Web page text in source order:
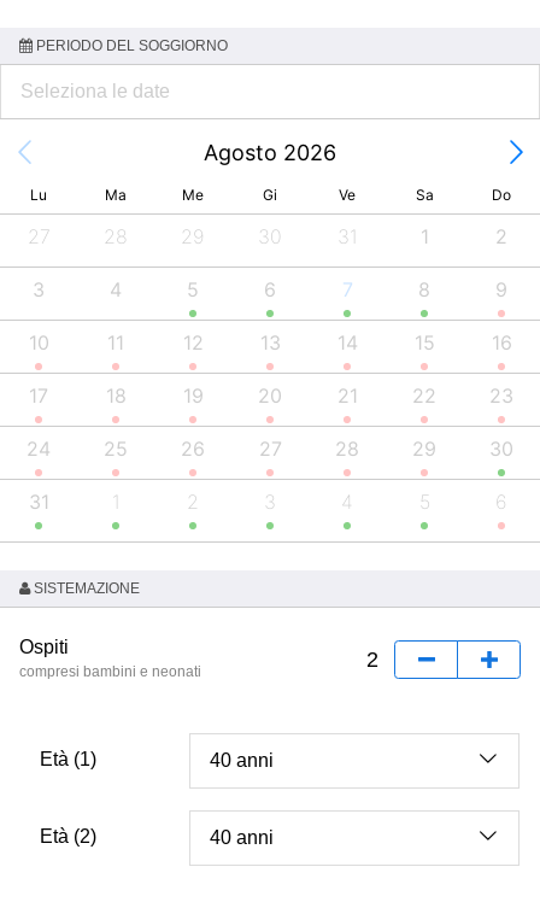
PERIODO DEL SOGGIORNO
Agosto 2026
Lu Ma Me Gi Ve Sa Do
27 28 29 30 31 1 2
3 4 5 6 7 8 9
10 11 12 13 14 15 16
17 18 19 20 21 22 23
24 25 26 27 28 29 30
31 1 2 3 4 5 6
SISTEMAZIONE
Ospiti
compresi bambini e neonati
Età (1)
Età (2)